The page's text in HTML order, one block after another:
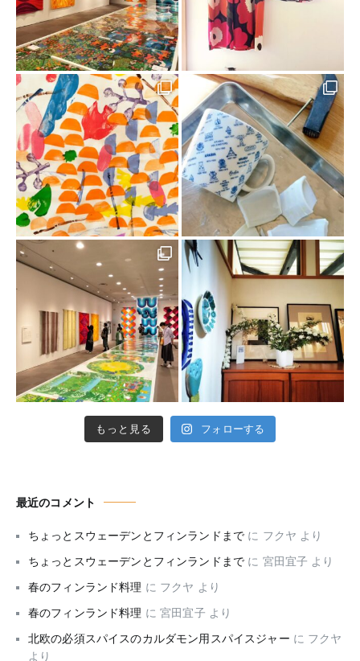
もっと見る フォローする
最近のコメント
ちょっとスウェーデンとフィンランドまで に フクヤ より
ちょっとスウェーデンとフィンランドまで に 宮田宜子 より
春のフィンランド料理 に フクヤ より
春のフィンランド料理 に宮田宜子 より
北欧の必須スパイスのカルダモン用スパイスジャー に フクヤ
より